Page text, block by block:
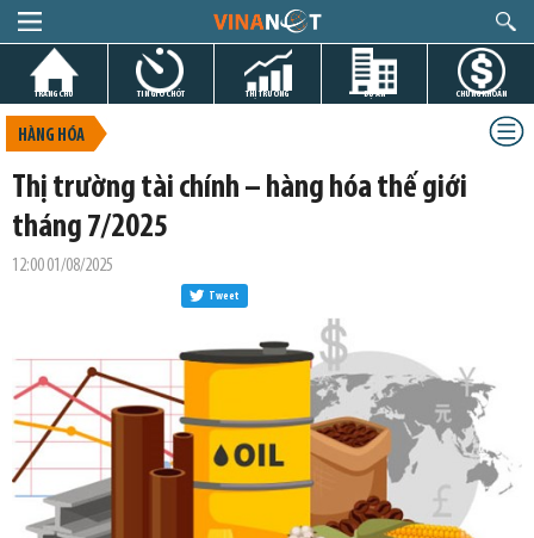
TRANG CHỦ TIN GIỜ CHÓT THỊ TRƯỜNG DỰ ÁN CHỨNG KHOÁN
HÀNG HÓA
Thị trường tài chính – hàng hóa thế giới
tháng 7/2025
12:00 01/08/2025
Tweet